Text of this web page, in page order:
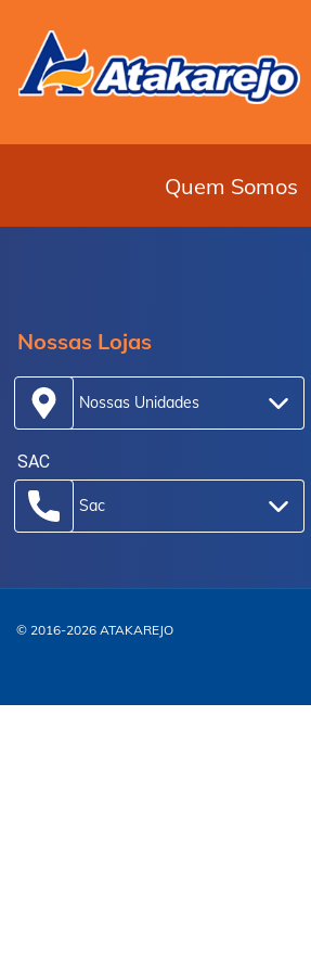
Quem Somos
Nossas Lojas
Nossas Unidades
SAC
Sac
© 2016-2026 ATAKAREJO